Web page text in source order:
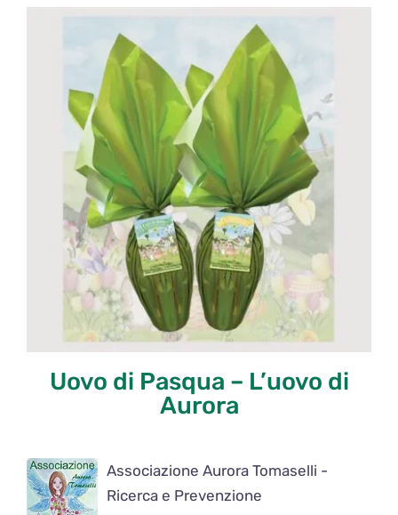
Uovo di Pasqua – L’uovo di
Aurora
Associazione Aurora Tomaselli -
Ricerca e Prevenzione